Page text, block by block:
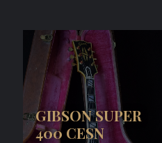
GIBSON SUPER
400 CESN